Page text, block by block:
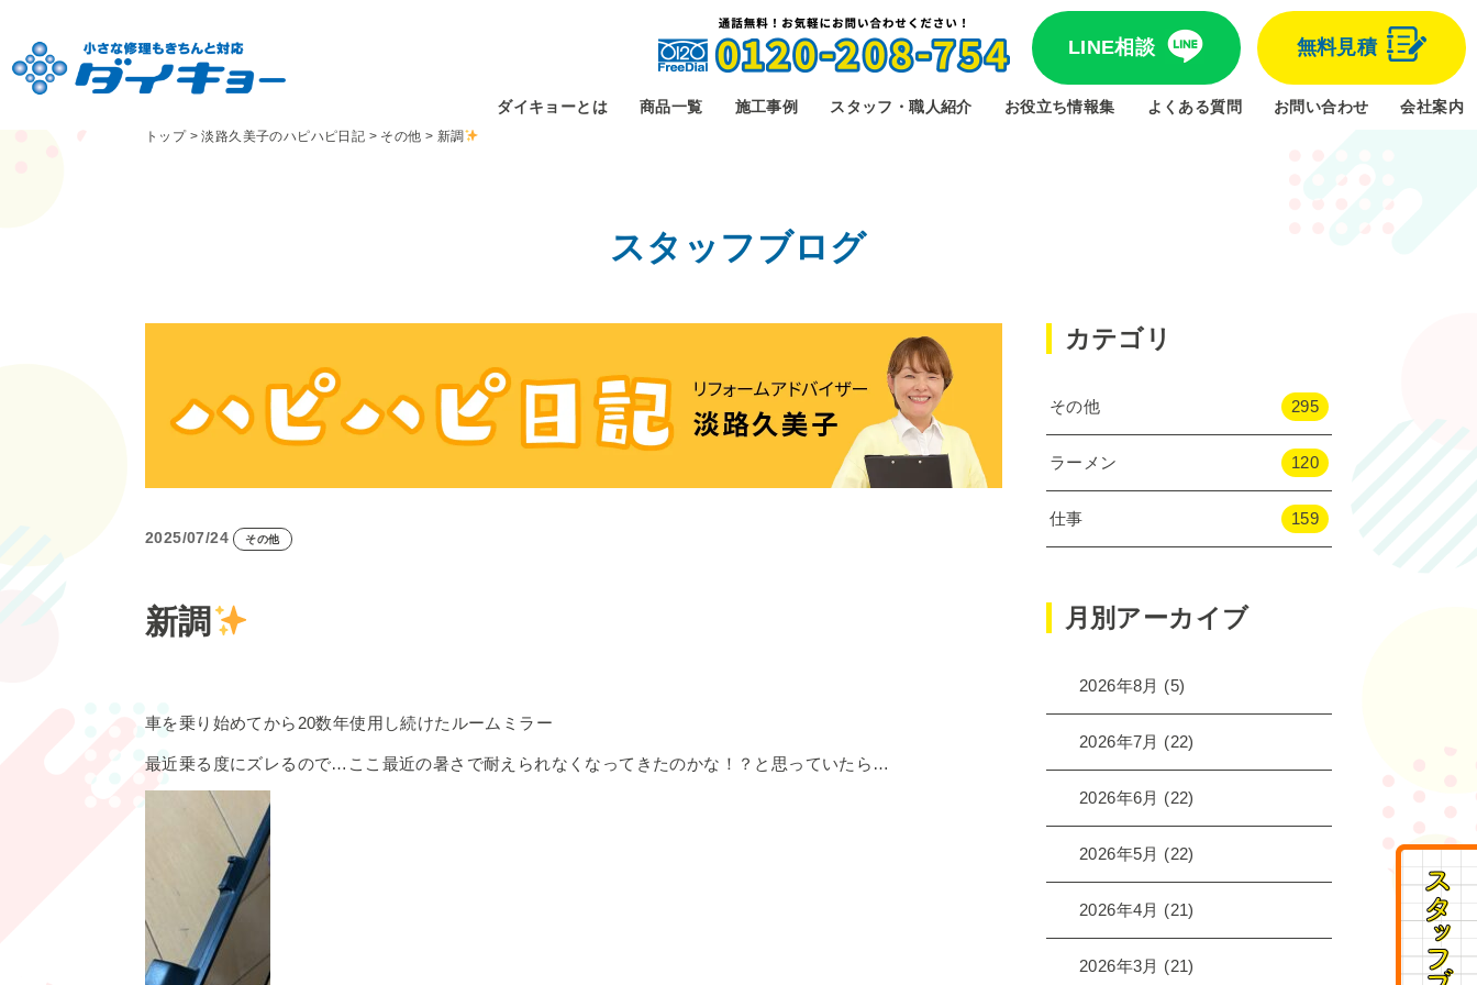
LINE相談 無料見積
ダイキョーとは 商品一覧 施工事例 スタッフ・職人紹介 お役立ち情報集 よくある質問 お問い合わせ 会社案内
トップ>淡路久美子のハピハピ日記 > その他 > 新調
スタッフブログ
2025/07/24 その他
新調
車を乗り始めてから20数年使用し続けたルームミラー
最近乗る度にズレるので…ここ最近の暑さで耐えられなくなってきたのかな！？と思っていたら…
カテゴリ
その他 295
ラーメン 120
仕事 159
月別アーカイブ
2026年8月 (5)
2026年7月 (22)
2026年6月 (22)
2026年5月 (22)
2026年4月 (21)
2026年3月 (21)